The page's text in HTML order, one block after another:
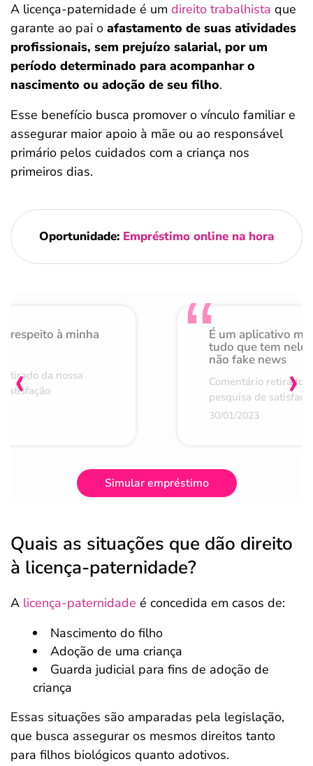
A licença-paternidade é um direito trabalhista que
garante ao pai o afastamento de suas atividades
profissionais, sem prejuízo salarial, por um
período determinado para acompanhar o
nascimento ou adoção de seu filho.
Esse benefício busca promover o vínculo familiar e
assegurar maior apoio à mãe ou ao responsável
primário pelos cuidados com a criança nos
primeiros dias.
Oportunidade: Empréstimo online na hora
respeito à minha
da nossa
É um aplicativo
tudo que tem nele
não fake news
Comentário retirado
pesquisa de
30/01/2023
‹ ›
Simular empréstimo
Quais as situações que dão direito
à licença-paternidade?
A licença-paternidade é concedida em casos de:
Nascimento do filho
Adoção de uma criança
Guarda judicial para fins de adoção de
criança
Essas situações são amparadas pela legislação,
que busca assegurar os mesmos direitos tanto
para filhos biológicos quanto adotivos.